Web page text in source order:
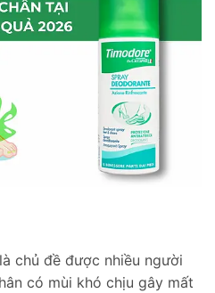
là chủ đề được nhiều người
có mùi khó chịu gây mất